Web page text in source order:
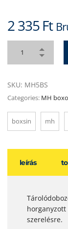
2 335Ft
SKU: MH5BS
Categories: MH
boxsin mh
leírás
szerelésre.